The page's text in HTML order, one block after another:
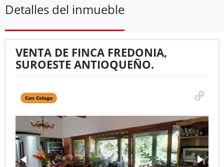
Detalles del inmueble
VENTA DE FINCA FREDONIA,
SUROESTE ANTIOQUEÑO.
Con Colega